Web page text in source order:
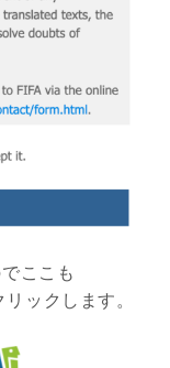
ここも
ックします。